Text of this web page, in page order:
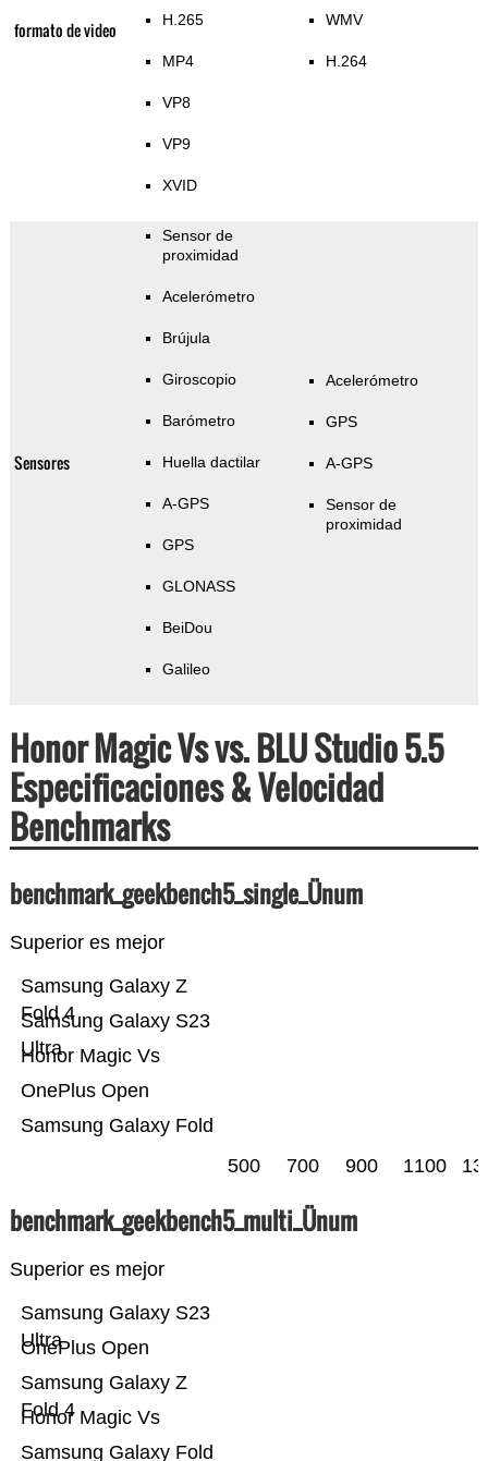
formato de video H.265
MP4
VP8
VP9
XVID
WMV
H.264
Sensores
Sensor de
proximidad
Acelerómetro
Brújula
Giroscopio
Barómetro
Huella dactilar
A-GPS
GPS
GLONASS
BeiDou
Galileo
Acelerómetro
GPS
A-GPS
Sensor de
proximidad
Honor Magic Vs vs. BLU Studio 5.5
Especificaciones & Velocidad
Benchmarks
benchmark_geekbench5_single_Ünum
Superior es mejor
Samsung Galaxy Fold
OnePlus Open
Honor Magic Vs
Samsung Galaxy S23
Ultra
Samsung Galaxy Z
Fold 4
500 700 900 1100
benchmark_geekbench5_multi_Ünum
Superior es mejor
Samsung Galaxy Fold
Honor Magic Vs
Samsung Galaxy Z
Fold 4
OnePlus Open
Samsung Galaxy S23
Ultra